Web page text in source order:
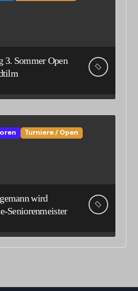
3. Sommer Open
Turniere / Open
wird
Seniorenmeister